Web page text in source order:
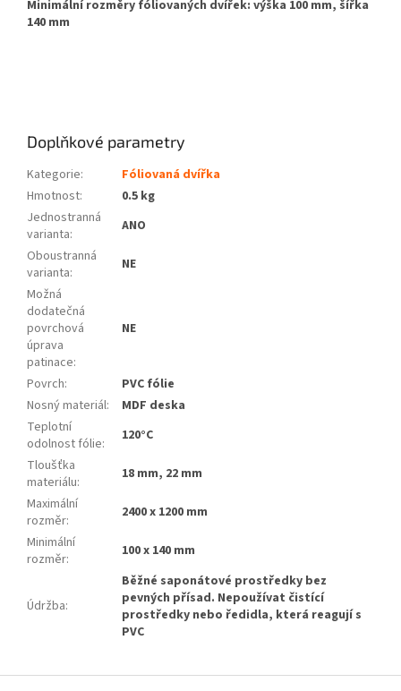
Minimální rozměry fóliovaných dvířek: výška 100 mm, šířka
140 mm
Doplňkové parametry
Kategorie:
Fóliovaná dvířka
Hmotnost:
0.5 kg
Jednostranná
varianta:
ANO
Oboustranná
varianta:
NE
Možná
dodatečná
povrchová
úprava
patinace:
NE
Povrch:
PVC fólie
Nosný materiál:
MDF deska
Teplotní
odolnost fólie:
120°C
Tloušťka
materiálu:
18 mm, 22 mm
Maximální
rozměr:
2400 x 1200 mm
Minimální
rozměr: 100 x 140 mm
Údržba:
Běžné saponátové prostředky bez
pevných přísad. Nepoužívat čistící
prostředky nebo ředidla, která reagují s
PVC